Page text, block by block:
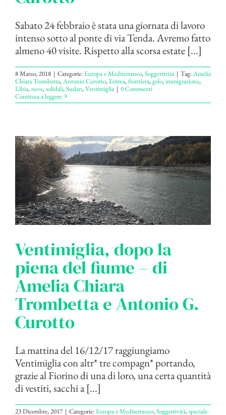
Sabato 24 febbraio è stata una giornata di lavoro
intenso sotto al ponte di via Tenda. Avremo fatto
almeno 40 visite. Rispetto alla scorsa estate [...]
8 Marzo, 2018 | Categorie:Europa e Mediterraneo,Soggettività | Tag:Amelia
Chiara Trombetta,Antonio Curotto,Eritrea,frontiera,gelo,immigrazione,
Libia,neve,solidali,Sudan,Ventimiglia | 0 Commenti
Continua a leggere
Ventimiglia, dopo la
piena del fiume – di
Amelia Chiara
Trombetta e Antonio G.
Curotto
La mattina del 16/12/17 raggiungiamo
Ventimiglia con altr* tre compagn* portando,
grazie al Fiorino di una di loro, una certa quantità
di vestiti, sacchi a [...]
23 Dicembre, 2017 | Categorie:Europa e Mediterraneo,Soggettività,speciale-